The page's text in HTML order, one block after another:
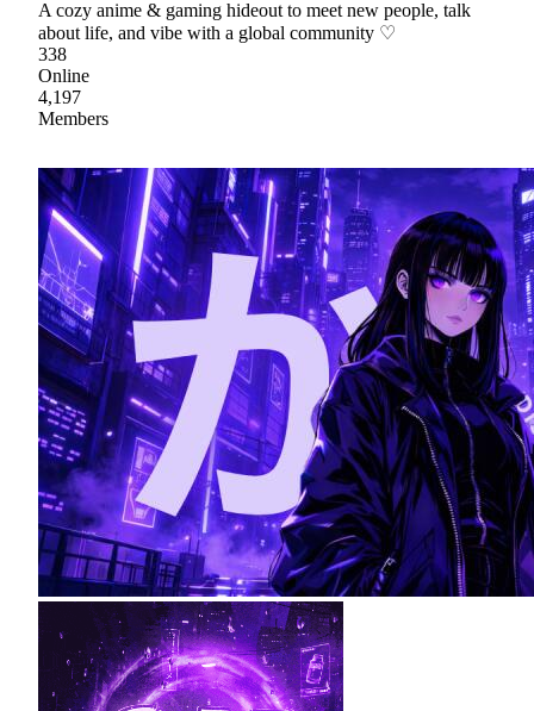
A cozy anime & gaming hideout to meet new people, talk
about life, and vibe with a global community ♡
338
Online
4,197
Members